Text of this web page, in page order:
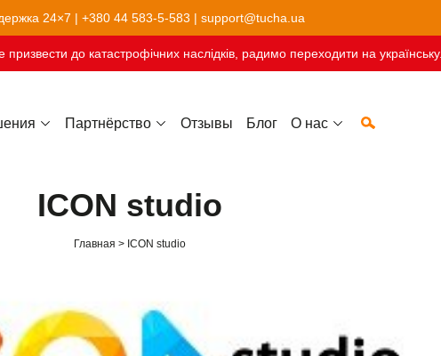
24×7 | +380 44 583-5-583 | support@tucha.ua
до катастрофічних наслідків, радимо переходити на українську.
Партнёрство Отзывы Блог О нас
ICON studio
Главная ICON studio